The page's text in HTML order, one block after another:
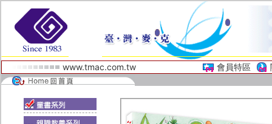
www.tmac.com.tw 會員特區